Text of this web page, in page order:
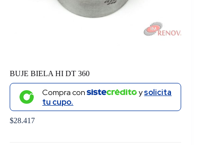
BUJE BIELA HI DT 360
Compra con ysolicita
tu cupo.
$28.417